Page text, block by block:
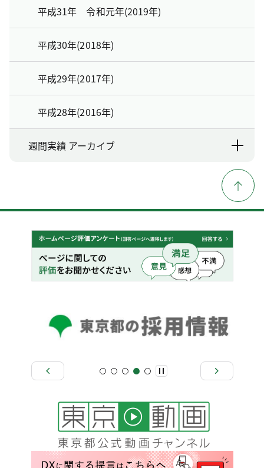
平成31年 令和元年(2019年)
平成30年(2018年)
平成29年(2017年)
平成28年(2016年)
週間実績 アーカイブ